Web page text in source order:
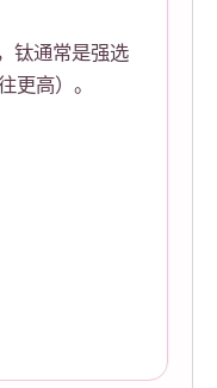
钛通常是强选
更高）。